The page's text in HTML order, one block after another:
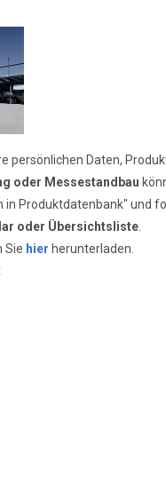
Daten,
oder Messestandbau
Produktdatenbank" und
oder Übersichtsliste
Sie hier herunterladen.